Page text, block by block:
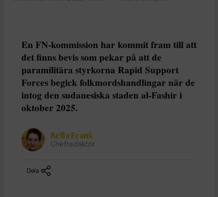
En FN-kommission har kommit fram till att
det finns bevis som pekar på att de
paramilitära styrkorna Rapid Support
Forces begick folkmordshandlingar när de
intog den sudanesiska staden al-Fashir i
oktober 2025.
Bella Frank
Chefredaktör
Dela